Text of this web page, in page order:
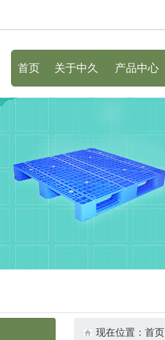
首页 关于中久 产品中心
现在位置： 首页